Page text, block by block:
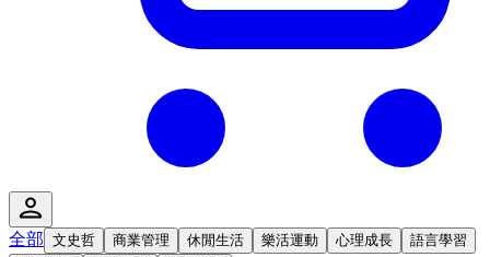
全部 文史哲 商業管理 休閒生活 樂活運動 心理成長
語言學習